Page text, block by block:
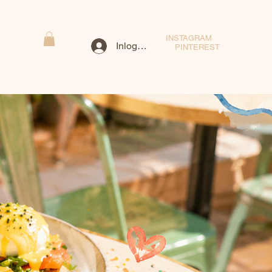
INSTAGRAM
PINTEREST
Inloggen